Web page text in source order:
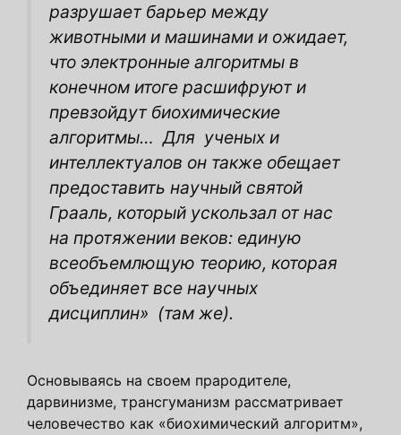
разрушает барьер между
животными и машинами и ожидает,
что электронные алгоритмы в
конечном итоге расшифруют и
превзойдут биохимические
алгоритмы…Для ученых и
интеллектуалов он также обещает
предоставить научный святой
Грааль, который ускользал от нас
на протяжении веков: единую
всеобъемлющую теорию, которая
объединяет все научных
дисциплин» (там же).
Основываясь на своем прародителе,
дарвинизме, трансгуманизм рассматривает
человечество как «биохимический алгоритм»,